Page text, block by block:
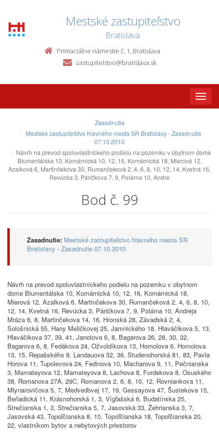
Mestské zastupiteľstvo
Bratislava
Primaciálne námestie č. 1, Bratislava
zastupitelstvo@bratislava.sk
Toggle
Zasadnutia
Mestské zastupiteľstvo hlavného mesta SR Bratislavy - Zasadnutie
07.10.2010
Návrh na prevod spoluvlastníckeho podielu na pozemku v obytnom dome
Blumentálska 10, Komárnická 10, 12, 16, Komárnická 18, Mierová 12,
Azalková 6, Martinčekova 30, Rumančeková 2, 4, 6, 8, 10, 12, 14, Kvetná 16,
Revúcka 3, Páričkova 7, 9, Polárna 10, Andre
Bod č. 99
Zasadnutie: Mestské zastupiteľstvo hlavného mesta SR
Bratislavy - Zasadnutie 07.10.2010
Návrh na prevod spoluvlastníckeho podielu na pozemku v obytnom
dome Blumentálska 10, Komárnická 10, 12, 16, Komárnická 18,
Mierová 12, Azalková 6, Martinčekova 30, Rumančeková 2, 4, 6, 8, 10,
12, 14, Kvetná 16, Revúcka 3, Páričkova 7, 9, Polárna 10, Andreja
Mráza 6, 8, Martinčekova 14, 16, Hronská 28, Závadská 2, 4,
Sološnická 55, Hany Meličkovej 25, Jamnického 18, Hlaváčikova 5, 13,
Hlaváčikova 37, 39, 41, Janotova 6, 8, Bagarova 26, 28, 30, 32,
Bagarova 6, 8, Fedákova 24, Ožvoldíkova 13, Homolova 6, Homolova
13, 15, Repašského 8, Landauova 32, 36, Studenohorská 81, 83, Pavla
Horova 11, Tupolevova 24, Fedinova 10, Macharova 9, 11, Pečnianska
3, Mamateyova 12, Mamateyova 8, Lachova 8, Furdekova 8, Osuského
38, Romanova 27A, 29C, Romanova 2, 6, 8, 10, 12, Rovniankova 11,
Mlynarovičova 5, 7, Medveďovej 17, 19, Gessayova 47, Šustekova 15,
Beňadická 11, Krásnohorská 1, 3, Vígľašská 6, Budatínska 25,
Strečianska 1, 3, Strečianska 5, 7, Jasovská 33, Žehrianska 3, 7,
Jasovská 43, Topoľčianska 8, 10, Topoľčianska 18, Topoľčianska 20,
22, vlastníkom bytov a nebytových priestorov